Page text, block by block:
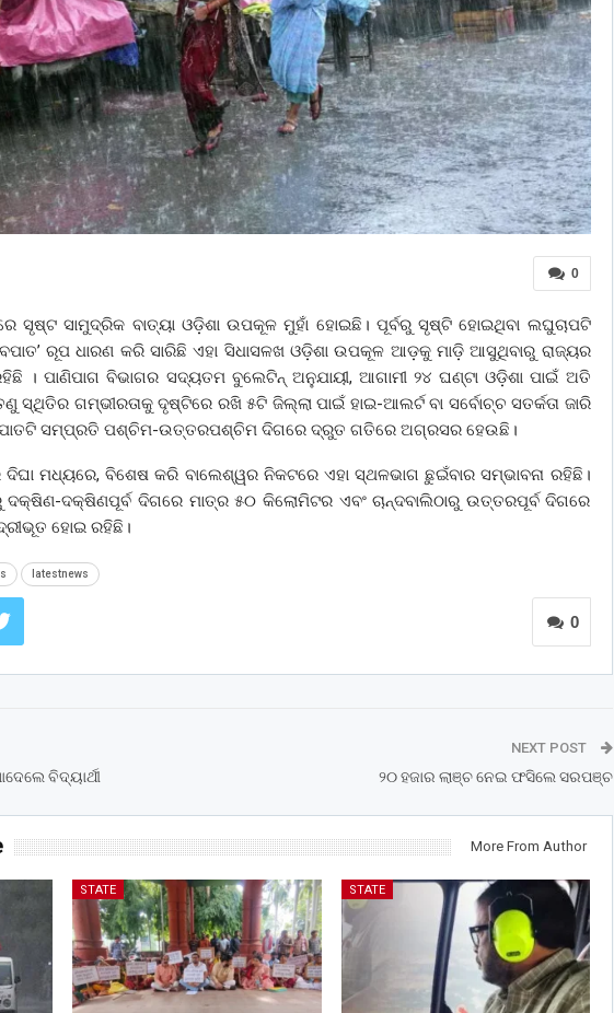
0
ସୃଷ୍ଟ ସାମୁଦ୍ରିକ ବାତ୍ୟା ଓଡ଼ିଶା ଉପକୂଳ ମୁହାଁ ହୋଇଛି। ପୂର୍ବରୁ ସୃଷ୍ଟି ହୋଇଥିବା ଲଘୁଚାପଟି
ରୂପ ଧାରଣ କରି ସାରିଛି ଏହା ସିଧାସଳଖ ଓଡ଼ିଶା ଉପକୂଳ ଆଡ଼କୁ ମାଡ଼ି ଆସୁଥିବାରୁ ରାଜ୍ୟର
। ପାଣିପାଗ ବିଭାଗର ସଦ୍ୟତମ ବୁଲେଟିନ୍ ଅନୁଯାୟୀ, ଆଗାମୀ ୨୪ ଘଣ୍ଟା ଓଡ଼ିଶା ପାଇଁ ଅତି
ସ୍ଥିତିର ଗମ୍ଭୀରତାକୁ ଦୃଷ୍ଟିରେ ରଖି ୫ଟି ଜିଲ୍ଲା ପାଇଁ ହାଇ-ଆଲର୍ଟ ବା ସର୍ବୋଚ୍ଚ ସତର୍କତା ଜାରି
ସମ୍ପ୍ରତି ପଶ୍ଚିମ-ଉତ୍ତରପଶ୍ଚିମ ଦିଗରେ ଦ୍ରୁତ ଗତିରେ ଅଗ୍ରସର ହେଉଛି।
ମଧ୍ୟରେ, ବିଶେଷ କରି ବାଲେଶ୍ୱର ନିକଟରେ ଏହା ସ୍ଥଳଭାଗ ଛୁଇଁବାର ସମ୍ଭାବନା ରହିଛି।
ଦକ୍ଷିଣ-ଦକ୍ଷିଣପୂର୍ବ ଦିଗରେ ମାତ୍ର ୫୦ କିଲୋମିଟର ଏବଂ ଚାନ୍ଦବାଲିଠାରୁ ଉତ୍ତରପୂର୍ବ ଦିଗରେ
ହୋଇ ରହିଛି।
latestnews
0
ବିଦ୍ୟାର୍ଥୀ
NEXT POST
୨୦ ହଜାର ଲାଞ୍ଚ ନେଇ ଫସିଲେ ସରପଞ୍ଚ
More From Author
STATE STATE